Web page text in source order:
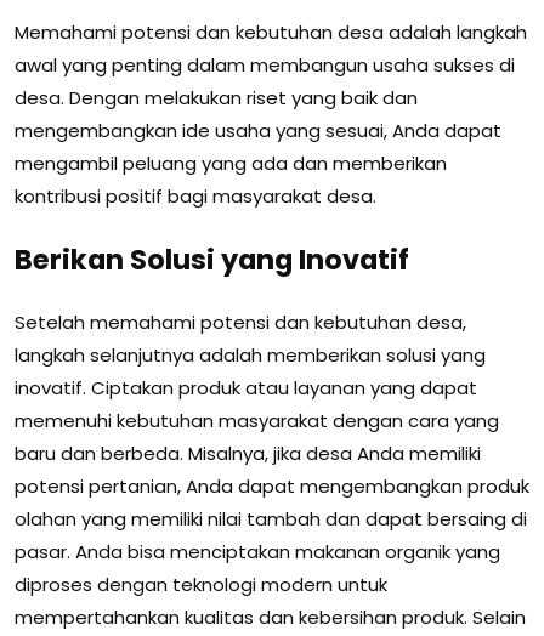
Memahami potensi dan kebutuhan desa adalah langkah
awal yang penting dalam membangun usaha sukses di
desa. Dengan melakukan riset yang baik dan
mengembangkan ide usaha yang sesuai, Anda dapat
mengambil peluang yang ada dan memberikan
kontribusi positif bagi masyarakat desa.
Berikan Solusi yang Inovatif
Setelah memahami potensi dan kebutuhan desa,
langkah selanjutnya adalah memberikan solusi yang
inovatif. Ciptakan produk atau layanan yang dapat
memenuhi kebutuhan masyarakat dengan cara yang
baru dan berbeda. Misalnya, jika desa Anda memiliki
potensi pertanian, Anda dapat mengembangkan produk
olahan yang memiliki nilai tambah dan dapat bersaing di
pasar. Anda bisa menciptakan makanan organik yang
diproses dengan teknologi modern untuk
mempertahankan kualitas dan kebersihan produk. Selain